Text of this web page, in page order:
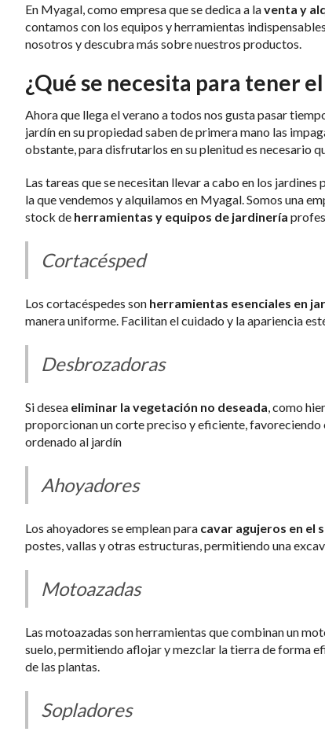
En Myagal, como empresa que se dedica a laventa y
contamos con los equipos y herramientas
nosotros y descubra más sobre nuestros productos.
¿Qué se necesita para tener
Ahora que llega el verano a todos nos gusta pasar
jardín en su propiedad saben de primera mano las
obstante, para disfrutarlos en su plenitud es necesario
Las tareas que se necesitan llevar a cabo en los
la que vendemos y alquilamos en Myagal. Somos una
stock de herramientas y equipos de jardinería
Cortacésped
Los cortacéspedes son herramientas esenciales en
manera uniforme. Facilitan el cuidado y la apariencia
Desbrozadoras
Si desea eliminar la vegetación no deseada , como
proporcionan un corte preciso y eficiente,
ordenado al jardín
Ahoyadores
Los ahoyadores se emplean para cavar agujeros en el
postes, vallas y otras estructuras, permitiendo una
Motoazadas
Las motoazadas son herramientas que combinan un
suelo, permitiendo aflojar y mezclar la tierra de forma
de las plantas.
Sopladores